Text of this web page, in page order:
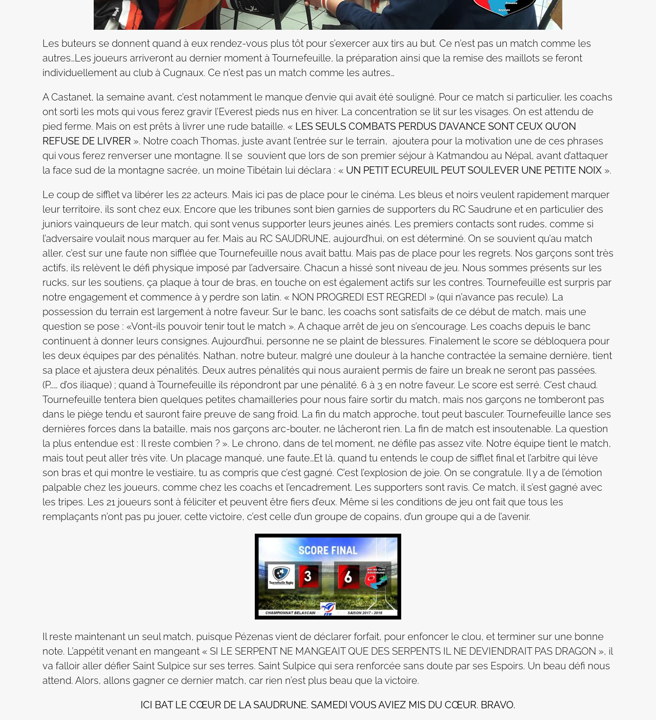
Les buteurs se donnent quand à eux rendez-vous plus tôt pour s’exercer aux tirs au but. Ce n’est pas un match comme les
autres…Les joueurs arriveront au dernier moment à Tournefeuille, la préparation ainsi que la remise des maillots se feront
individuellement au club à Cugnaux. Ce n’est pas un match comme les autres…
A Castanet, la semaine avant, c’est notamment le manque d’envie qui avait été souligné. Pour ce match si particulier, les coachs
ont sorti les mots qui vous ferez gravir l’Everest pieds nus en hiver. La concentration se lit sur les visages. On est attendu de
pied ferme. Mais on est prêts à livrer une rude bataille. « LES SEULS COMBATS PERDUS D’AVANCE SONT CEUX QU’ON
REFUSE DE LIVRER ». Notre coach Thomas, juste avant l’entrée sur le terrain, ajoutera pour la motivation une de ces phrases
qui vous ferez renverser une montagne. Il se souvient que lors de son premier séjour à Katmandou au Népal, avant d’attaquer
la face sud de la montagne sacrée, un moine Tibétain lui déclara : « UN PETIT ECUREUIL PEUT SOULEVER UNE PETITE NOIX ».
Le coup de sifflet va libérer les 22 acteurs. Mais ici pas de place pour le cinéma. Les bleus et noirs veulent rapidement marquer
leur territoire, ils sont chez eux. Encore que les tribunes sont bien garnies de supporters du RC Saudrune et en particulier des
juniors vainqueurs de leur match, qui sont venus supporter leurs jeunes ainés. Les premiers contacts sont rudes, comme si
l’adversaire voulait nous marquer au fer. Mais au RC SAUDRUNE, aujourd’hui, on est déterminé. On se souvient qu’au match
aller, c’est sur une faute non sifflée que Tournefeuille nous avait battu. Mais pas de place pour les regrets. Nos garçons sont très
actifs, ils relèvent le défi physique imposé par l’adversaire. Chacun a hissé sont niveau de jeu. Nous sommes présents sur les
rucks, sur les soutiens, ça plaque à tour de bras, en touche on est également actifs sur les contres. Tournefeuille est surpris par
notre engagement et commence à y perdre son latin. « NON PROGREDI EST REGREDI » (qui n’avance pas recule). La
possession du terrain est largement à notre faveur. Sur le banc, les coachs sont satisfaits de ce début de match, mais une
question se pose : «Vont-ils pouvoir tenir tout le match ». A chaque arrêt de jeu on s’encourage. Les coachs depuis le banc
continuent à donner leurs consignes. Aujourd’hui, personne ne se plaint de blessures. Finalement le score se débloquera pour
les deux équipes par des pénalités. Nathan, notre buteur, malgré une douleur à la hanche contractée la semaine dernière, tient
sa place et ajustera deux pénalités. Deux autres pénalités qui nous auraient permis de faire un break ne seront pas passées.
(P…… d’os iliaque) ; quand à Tournefeuille ils répondront par une pénalité. 6 à 3 en notre faveur. Le score est serré. C’est chaud.
Tournefeuille tentera bien quelques petites chamailleries pour nous faire sortir du match, mais nos garçons ne tomberont pas
dans le piège tendu et sauront faire preuve de sang froid. La fin du match approche, tout peut basculer. Tournefeuille lance ses
dernières forces dans la bataille, mais nos garçons arc-bouter, ne lâcheront rien. La fin de match est insoutenable. La question
la plus entendue est : Il reste combien ? ». Le chrono, dans de tel moment, ne défile pas assez vite. Notre équipe tient le match,
mais tout peut aller très vite. Un placage manqué, une faute…Et là, quand tu entends le coup de sifflet final et l’arbitre qui lève
son bras et qui montre le vestiaire, tu as compris que c’est gagné. C’est l’explosion de joie. On se congratule. Il y a de l’émotion
palpable chez les joueurs, comme chez les coachs et l’encadrement. Les supporters sont ravis. Ce match, il s’est gagné avec
les tripes. Les 21 joueurs sont à féliciter et peuvent être fiers d’eux. Même si les conditions de jeu ont fait que tous les
remplaçants n’ont pas pu jouer, cette victoire, c’est celle d’un groupe de copains, d’un groupe qui a de l’avenir.
Il reste maintenant un seul match, puisque Pézenas vient de déclarer forfait, pour enfoncer le clou, et terminer sur une bonne
note. L’appétit venant en mangeant « SI LE SERPENT NE MANGEAIT QUE DES SERPENTS IL NE DEVIENDRAIT PAS DRAGON », il
va falloir aller défier Saint Sulpice sur ses terres. Saint Sulpice qui sera renforcée sans doute par ses Espoirs. Un beau défi nous
attend. Alors, allons gagner ce dernier match, car rien n’est plus beau que la victoire.
ICI BAT LE CŒUR DE LA SAUDRUNE. SAMEDI VOUS AVIEZ MIS DU CŒUR. BRAVO.